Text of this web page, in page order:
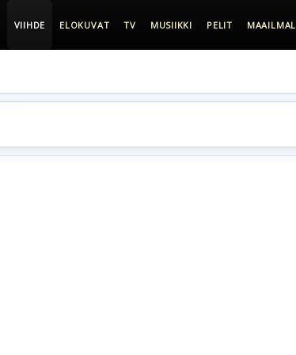
VIIHDE ELOKUVAT TV MUSIIKKI PELIT